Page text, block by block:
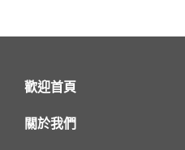
歡迎首頁
關於我們